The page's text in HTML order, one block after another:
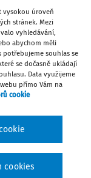
Přihlaste
vysokou úroveň
stránek. Mezi
vyhledávání,
abychom měli
souhlas se
se dočasně ukládají
Data využijeme
přímo Vám na
cookie
cookies